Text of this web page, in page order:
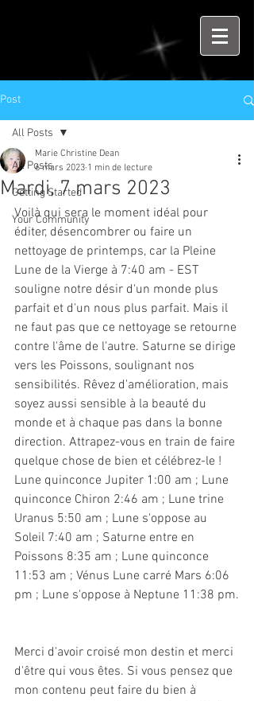
Post
All Posts
Getting Started
Your Community
All Posts
Mardi, 7 mars 2023
Marie Christine Dean
6 mars 2023 1 min de lecture
Voilà qui sera le moment idéal pour
éditer, désencombrer ou faire un
nettoyage de printemps, car la Pleine
Lune de la Vierge à 7:40 am - EST
souligne notre désir d'un monde plus
parfait et d'un nous plus parfait. Mais il
ne faut pas que ce nettoyage se retourne
contre l'âme de l'autre. Saturne se dirige
vers les Poissons, soulignant nos
sensibilités. Rêvez d'amélioration, mais
soyez aussi sensible à la beauté du
monde et à chaque pas dans la bonne
direction. Attrapez-vous en train de faire
quelque chose de bien et célébrez-le !
Lune quinconce Jupiter 1:00 am ; Lune
quinconce Chiron 2:46 am ; Lune trine
Uranus 5:50 am ; Lune s'oppose au
Soleil 7:40 am ; Saturne entre en
Poissons 8:35 am ; Lune quinconce
11:53 am ; Vénus Lune carré Mars 6:06
pm ; Lune s'oppose à Neptune 11:38 pm.
Merci d'avoir croisé mon destin et merci
d'être qui vous êtes. Si vous pensez que
mon contenu peut faire du bien à